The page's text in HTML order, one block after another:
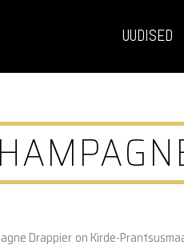
UUDISED
Drappier on Kirde-